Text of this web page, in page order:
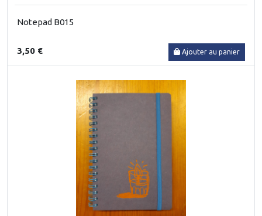
Notepad B015
3,50 € Ajouter au panier